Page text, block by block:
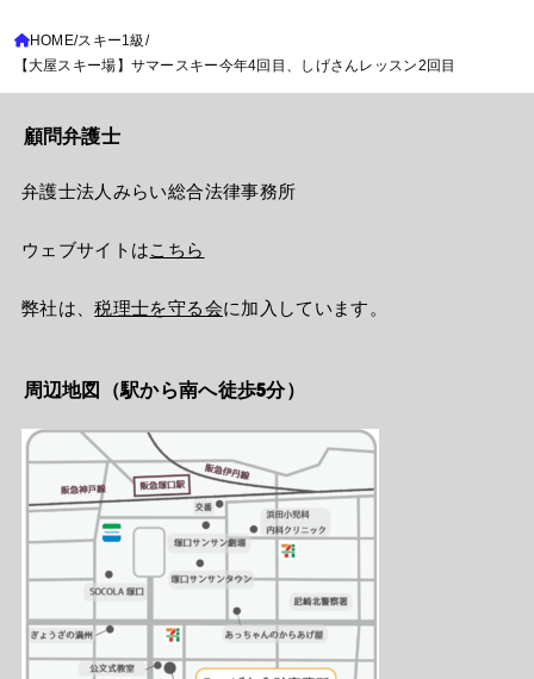
HOME スキー1級
【大屋スキー場】サマースキー今年4回目、しげさんレッスン2回目
顧問弁護士
弁護士法人みらい総合法律事務所
ウェブサイトはこちら
弊社は、税理士を守る会に加入しています。
周辺地図（駅から南へ徒歩5分）